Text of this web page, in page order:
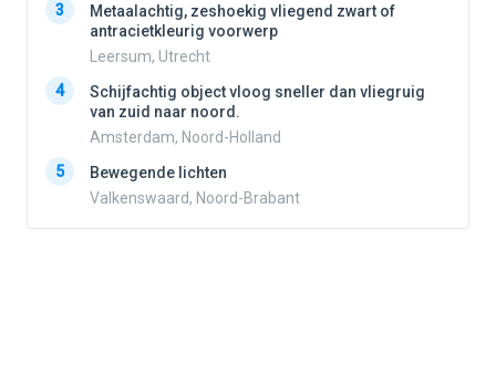
3
Metaalachtig, zeshoekig vliegend zwart of
antracietkleurig voorwerp
Leersum, Utrecht
4
Schijfachtig object vloog sneller dan vliegruig
van zuid naar noord.
Amsterdam, Noord-Holland
5
Bewegende lichten
Valkenswaard, Noord-Brabant